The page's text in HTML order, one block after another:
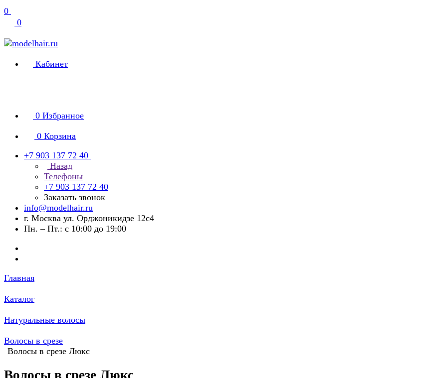
0
0
Кабинет
0 Избранное
0 Корзина
+7 903 137 72 40
Назад
Телефоны
+7 903 137 72 40
Заказать звонок
info@modelhair.ru
г. Москва ул. Орджоникидзе 12с4
Пн. – Пт.: с 10:00 до 19:00
Главная
Каталог
Натуральные волосы
Волосы в срезе
Волосы в срезе Люкс